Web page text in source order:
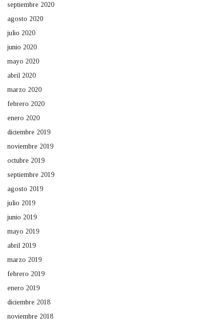
septiembre 2020
agosto 2020
julio 2020
junio 2020
mayo 2020
abril 2020
marzo 2020
febrero 2020
enero 2020
diciembre 2019
noviembre 2019
octubre 2019
septiembre 2019
agosto 2019
julio 2019
junio 2019
mayo 2019
abril 2019
marzo 2019
febrero 2019
enero 2019
diciembre 2018
noviembre 2018